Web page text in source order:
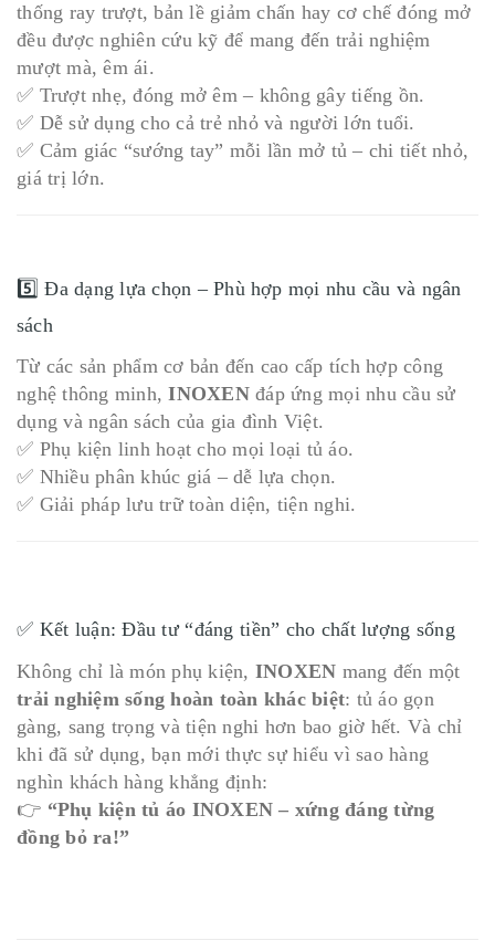
thống ray trượt, bản lề giảm chấn hay cơ chế đóng mở
đều được nghiên cứu kỹ để mang đến trải nghiệm
mượt mà, êm ái.
✅ Trượt nhẹ, đóng mở êm – không gây tiếng ồn.
✅ Dễ sử dụng cho cả trẻ nhỏ và người lớn tuổi.
✅ Cảm giác “sướng tay” mỗi lần mở tủ – chi tiết nhỏ,
giá trị lớn.
5️⃣ Đa dạng lựa chọn – Phù hợp mọi nhu cầu và ngân
sách
Từ các sản phẩm cơ bản đến cao cấp tích hợp công
nghệ thông minh,INOXENđáp ứng mọi nhu cầu sử
dụng và ngân sách của gia đình Việt.
✅ Phụ kiện linh hoạt cho mọi loại tủ áo.
✅ Nhiều phân khúc giá – dễ lựa chọn.
✅ Giải pháp lưu trữ toàn diện, tiện nghi.
✅ Kết luận: Đầu tư “đáng tiền” cho chất lượng sống
Không chỉ là món phụ kiện, INOXEN mang đến một
trải nghiệm sống hoàn toàn khác biệt: tủ áo gọn
gàng, sang trọng và tiện nghi hơn bao giờ hết. Và chỉ
khi đã sử dụng, bạn mới thực sự hiểu vì sao hàng
nghìn khách hàng khẳng định:
👉 “Phụ kiện tủ áo INOXEN – xứng đáng từng
đồng bỏ ra!”